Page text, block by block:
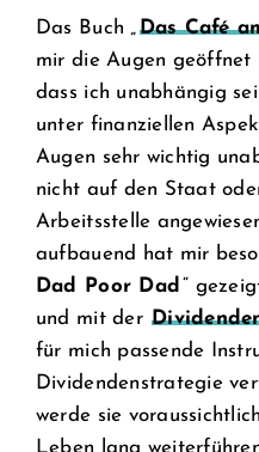
Das Buch „Das Café
mir die Augen geöffnet
dass ich unabhängig
unter finanziellen
Augen sehr wichtig
nicht auf den Staat
Arbeitsstelle
aufbauend hat mir
Dad Poor Dad “
und mit der
für mich passende
Dividendenstrategie
werde sie
Leben lang